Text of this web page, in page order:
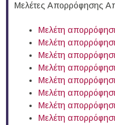
Μελέτες Απορρόφησης
Μελέτη
Μελέτη
Μελέτη
Μελέτη
Μελέτη
Μελέτη
Μελέτη
Μελέτη